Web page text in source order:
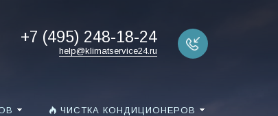
+7 (495) 248-18-24
help@klimatservice24.ru
ЧИСТКА КОНДИЦИОНЕРОВ